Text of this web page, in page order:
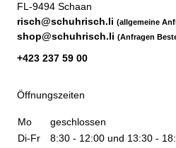
FL-9494 Schaan
risch@schuhrisch.li (allgemeine
shop@schuhrisch.li (Anfragen
+423 237 59 00
Öffnungszeiten
Mo
geschlossen
Di-Fr
8:30 - 12:00 und 13:30 -